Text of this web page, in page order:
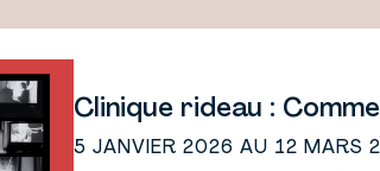
Clinique rideau :
5 JANVIER 2026 AU 12 MARS